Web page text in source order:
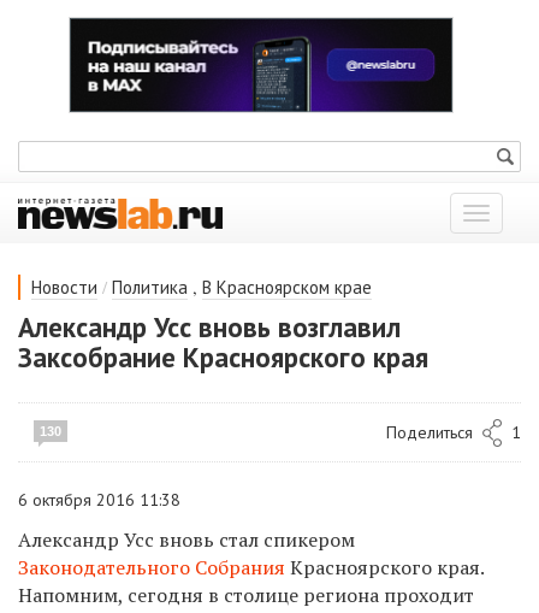
Показать
меню
Новости / Политика , В Красноярском крае
Александр Усс вновь возглавил
Заксобрание Красноярского края
130 Поделиться 1
6 октября 2016 11:38
Александр Усс вновь стал спикером
Законодательного Собрания Красноярского края.
Напомним, сегодня в столице региона проходит